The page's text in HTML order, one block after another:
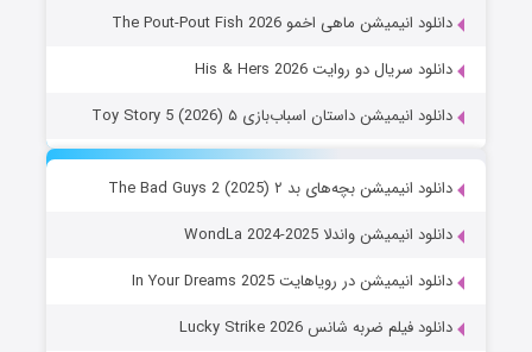
دانلود انیمیشن ماهی اخمو The Pout-Pout Fish 2026
دانلود سریال دو روایت His & Hers 2026
دانلود انیمیشن داستان اسباب‌بازی ۵ Toy Story 5 (2026)
دانلود انیمیشن بچه‌های بد ۲ The Bad Guys 2 (2025)
دانلود انیمیشن واندلا WondLa 2024-2025
دانلود انیمیشن در رویاهایت In Your Dreams 2025
دانلود فیلم ضربه شانس Lucky Strike 2026